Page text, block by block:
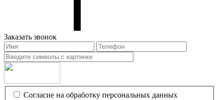
Заказать звонок
Согласие на обработку персональных данных